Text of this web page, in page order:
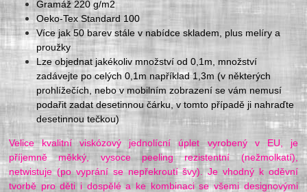
Gramáž 220 g/m2
Oeko-Tex Standard 100
Více jak 50 barev stále v nabídce skladem, plus melíry a
proužky
Lze objednat jakékoliv množství od 0,1m, množství
zadávejte po celých 0,1m například 1,3m (v některých
prohlížečích, nebo v mobilním zobrazení se vám nemusí
podařit zadat desetinnou čárku, v tomto případě ji nahraďte
desetinnou tečkou)
Velice kvalitní viskózový jednolícní úplet vyrobený v EU, je
příjemně měkký, vysoce peeling rezistentní (nežmolkatí),
netwistuje (po vyprání se nepřekroutí švy). Je vhodný k oděvní
tvorbě pro děti i dospělé a ke kombinaci se všemi designovými